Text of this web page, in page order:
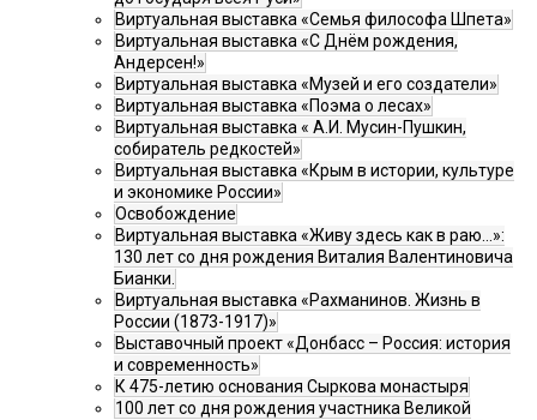
Виртуальная выставка «Семья философа Шпета»
Виртуальная выставка «С Днём рождения,
Андерсен!»
Виртуальная выставка «Музей и его создатели»
Виртуальная выставка «Поэма о лесах»
Виртуальная выставка « А.И. Мусин-Пушкин,
собиратель редкостей»
Виртуальная выставка «Крым в истории, культуре
и экономике России»
Освобождение
Виртуальная выставка «Живу здесь как в раю…»:
130 лет со дня рождения Виталия Валентиновича
Бианки.
Виртуальная выставка «Рахманинов. Жизнь в
России (1873-1917)»
Выставочный проект «Донбасс – Россия: история
и современность»
К 475-летию основания Сыркова монастыря
100 лет со дня рождения участника Великой